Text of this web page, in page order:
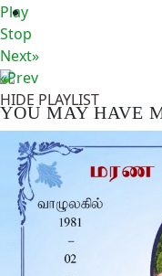
Play
Stop
Next»
«Prev
HIDE PLAYLIST
YOU MAY HAVE